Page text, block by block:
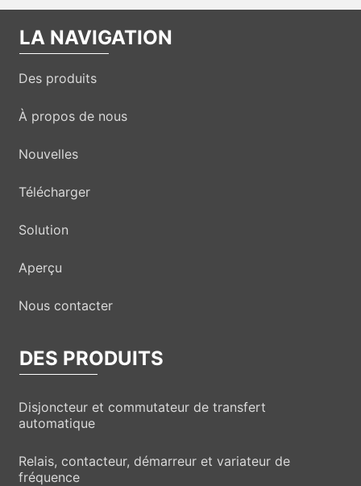
LA NAVIGATION
Des produits
À propos de nous
Nouvelles
Télécharger
Solution
Aperçu
Nous contacter
DES PRODUITS
Disjoncteur et commutateur de transfert
automatique
Relais, contacteur, démarreur et variateur de
fréquence